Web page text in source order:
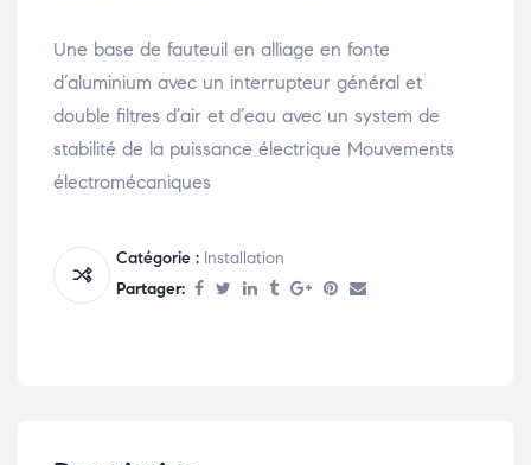
Une base de fauteuil en alliage en fonte
d’aluminium avec un interrupteur général et
double filtres d’air et d’eau avec un system de
stabilité de la puissance électrique Mouvements
électromécaniques
Catégorie : Installation
Partager: